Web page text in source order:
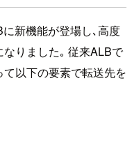
新機能が登場し､高度
りました｡ 従来ALBで
以下の要素で転送先を